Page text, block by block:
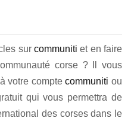
sur communiti et en faire
corse ? Il vous
votre comptecommuniti ou
qui vous permettra de
des corses dans le